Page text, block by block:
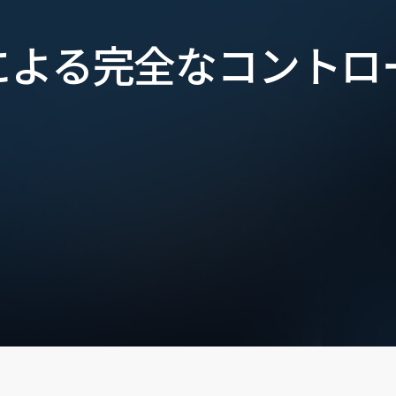
る完全なコント